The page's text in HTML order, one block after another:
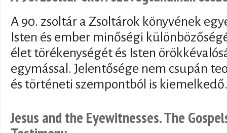
A 90. zsoltár a Zsoltárok könyvének
Isten és ember minőségi
élet törékenységét és Isten
egymással. Jelentősége nem csupán
és történeti szempontból is kiemelkedő.
Jesus and the Eyewitnesses. The